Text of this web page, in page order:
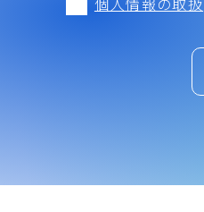
個人情報の取扱